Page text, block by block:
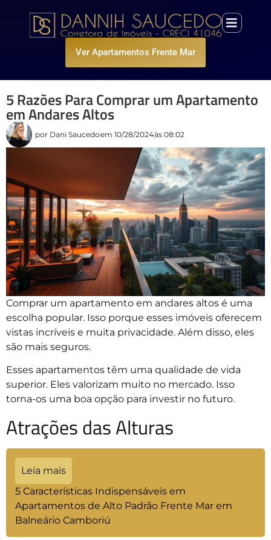
Ver Apartamentos Frente Mar
5 Razões Para Comprar um Apartamento
em Andares Altos
por Dani Saucedoem 10/28/2024às 08:02
Comprar um apartamento em andares altos é uma
escolha popular. Isso porque esses imóveis oferecem
vistas incríveis e muita privacidade. Além disso, eles
são mais seguros.
Esses apartamentos têm uma qualidade de vida
superior. Eles valorizam muito no mercado. Isso
torna-os uma boa opção para investir no futuro.
Atrações das Alturas
Leia mais
5 Características Indispensáveis em
Apartamentos de Alto Padrão Frente Mar em
Balneário Camboriú